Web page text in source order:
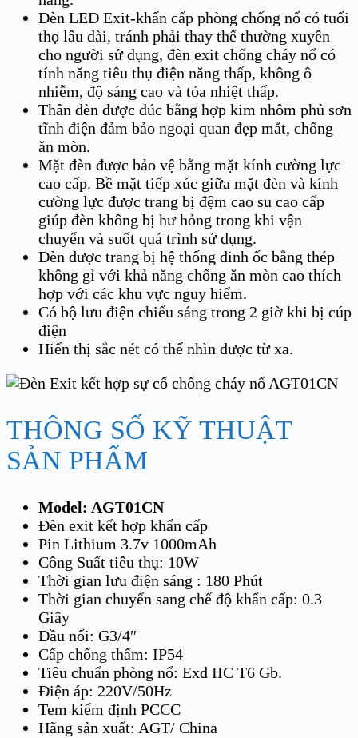
Đèn LED Exit-khẩn cấp phòng chống nổ có tuổi
thọ lâu dài, tránh phải thay thế thường xuyên
cho người sử dụng, đèn exit chống cháy nổ có
tính năng tiêu thụ điện năng thấp, không ô
nhiễm, độ sáng cao và tỏa nhiệt thấp.
Thân đèn được đúc bằng hợp kim nhôm phủ sơn
tĩnh điện đảm bảo ngoại quan đẹp mắt, chống
ăn mòn.
Mặt đèn được bảo vệ bằng mặt kính cường lực
cao cấp. Bề mặt tiếp xúc giữa mặt đèn và kính
cường lực được trang bị đệm cao su cao cấp
giúp đèn không bị hư hỏng trong khi vận
chuyển và suốt quá trình sử dụng.
Đèn được trang bị hệ thống đinh ốc bằng thép
không gỉ với khả năng chống ăn mòn cao thích
hợp với các khu vực nguy hiểm.
Có bộ lưu điện chiếu sáng trong 2 giờ khi bị cúp
điện
Hiển thị sắc nét có thể nhìn được từ xa.
THÔNG SỐ KỸ THUẬT
SẢN PHẨM
Model: AGT01CN
Đèn exit kết hợp khẩn cấp
Pin Lithium 3.7v 1000mAh
Công Suất tiêu thụ: 10W
Thời gian lưu điện sáng : 180 Phút
Thời gian chuyển sang chế độ khẩn cấp: 0.3
Giây
Đầu nối: G3/4″
Cấp chống thấm: IP54
Tiêu chuẩn phòng nổ: Exd IIC T6 Gb.
Điện áp: 220V/50Hz
Tem kiểm định PCCC
Hãng sản xuất: AGT/ China